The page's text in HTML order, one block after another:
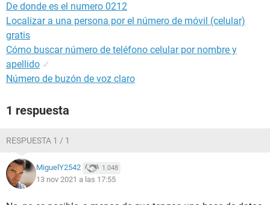
De donde es el numero 0212
Localizar a una persona por el número de móvil (celular)
gratis
Cómo buscar número de teléfono celular por nombre y
apellido ✓
Número de buzón de voz claro
1 respuesta
RESPUESTA 1 / 1
MiguelY2542 1.048
13 nov 2021 a las 17:55